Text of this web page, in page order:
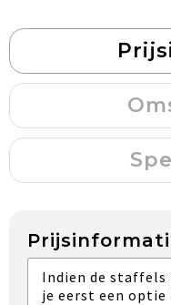
Indien de
je eerst een